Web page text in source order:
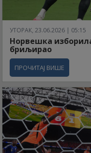
УТОРАК, 23.06.2026 | 05:15
Норвешка
бриљирао
ПРОЧИТАЈ ВИШЕ